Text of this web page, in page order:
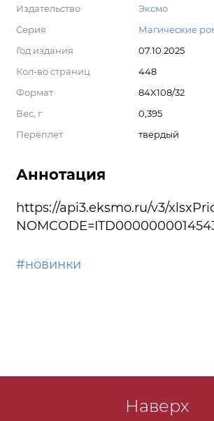
Издательство
Эксмо
Серия
Магические
Год издания
07.10.2025
Кол-во страниц
448
Формат
84X108/32
Вес, г
0,395
Переплет
твердый
Аннотация
https://api3.eksmo.ru/v3/
#новинки
Наверх